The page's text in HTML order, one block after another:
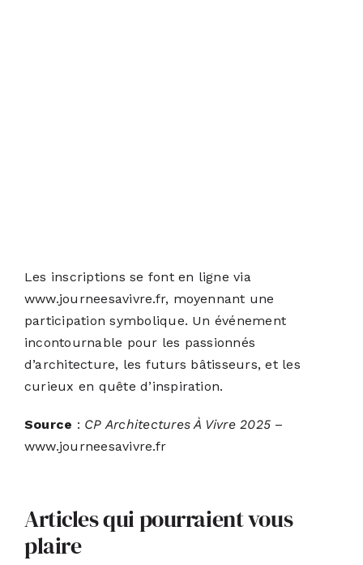
Les inscriptions se font en ligne via
www.journeesavivre.fr, moyennant une
participation symbolique. Un événement
incontournable pour les passionnés
d’architecture, les futurs bâtisseurs, et les
curieux en quête d’inspiration.
Source : CP Architectures À Vivre 2025 –
www.journeesavivre.fr
Articles qui pourraient vous
plaire